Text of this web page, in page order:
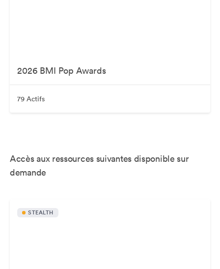
2026 BMI Pop Awards
79 Actifs
Accès aux ressources suivantes disponible sur
demande
STEALTH